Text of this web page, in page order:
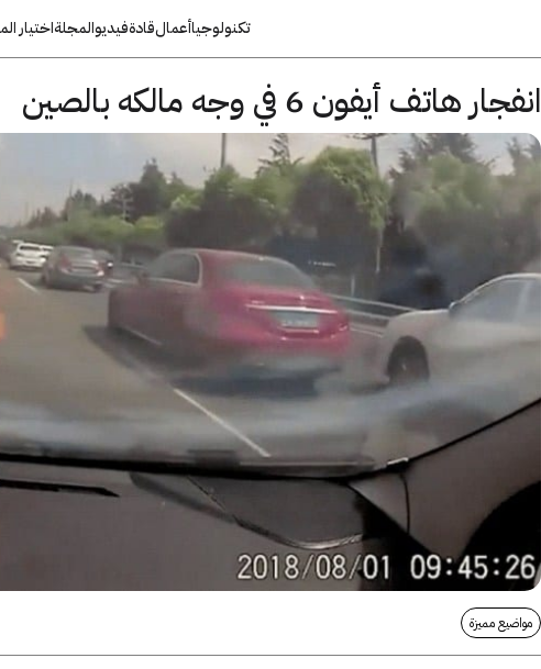
تكنولوجياأعمالقادةفيديوالمجلةاختيار
انفجار هاتف أيفون 6 في وجه مالكه بالصين
مواضيع مميزة